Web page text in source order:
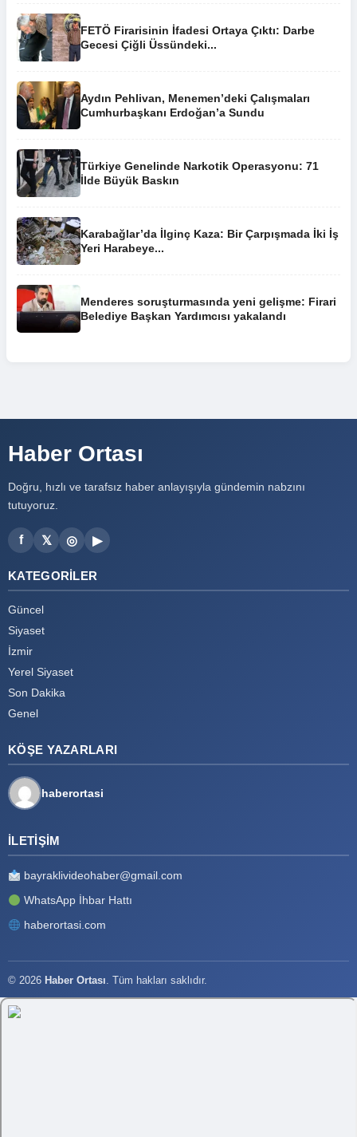
FETÖ Firarisinin İfadesi Ortaya Çıktı: Darbe
Gecesi Çiğli Üssündeki...
Aydın Pehlivan, Menemen’deki Çalışmaları
Cumhurbaşkanı Erdoğan’a Sundu
Türkiye Genelinde Narkotik Operasyonu: 71
İlde Büyük Baskın
Karabağlar’da İlginç Kaza: Bir Çarpışmada İki İş
Yeri Harabeye...
Menderes soruşturmasında yeni gelişme: Firari
Belediye Başkan Yardımcısı yakalandı
Haber Ortası
Doğru, hızlı ve tarafsız haber anlayışıyla gündemin nabzını
tutuyoruz.
f 𝕏 ◎ ▶
KATEGORILER
Güncel
Siyaset
İzmir
Yerel Siyaset
Son Dakika
Genel
KÖŞE YAZARLARI
haberortasi
İLETIŞIM
bayraklivideohaber@gmail.com
WhatsApp İhbar Hattı
haberortasi.com
© 2026 Haber Ortası. Tüm hakları saklıdır.